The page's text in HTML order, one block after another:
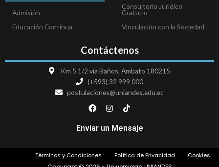
Admisión
Educación Continua
Consultorio Jurídico
Gratuito
Vinculación con la Sociedad
Contáctenos
Km 5 1/2 vía Baños, Ambato 180215
(+593) 32 999 000
postulaciones@uniandes.edu.ec
F
a
e
o
k
I
n
t
r
T
i
t
Enviar un Mensaje
Términos y Condiciones Política de Privacidad Cookies